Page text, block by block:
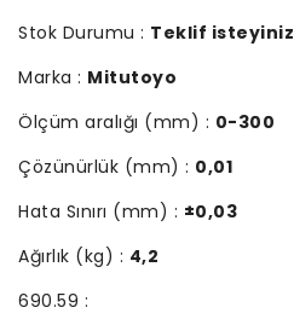
Stok Durumu : Teklif isteyiniz
Marka : Mitutoyo
Ölçüm aralığı (mm) : 0-300
Çözünürlük (mm) : 0,01
Hata Sınırı (mm) : ±0,03
Ağırlık (kg) : 4,2
690.59 :